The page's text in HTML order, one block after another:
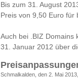
Bis zum 31. August
Preis von 9,50 Euro für
Auch bei .BIZ Domains
31. Januar 2012 über
Schmalkalden, den 2. Mai